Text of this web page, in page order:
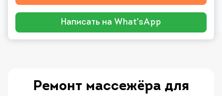
Написать на What'sApp
Ремонт массежёра для